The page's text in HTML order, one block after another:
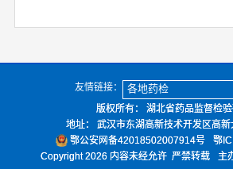
友情链接： 各地药检
版权所有： 湖北省药品监督检
地址： 武汉市东湖高新技术开发区高新
鄂公安网备42018502007914号
鄂
Copyright 2026 内容未经允许 严禁转载
主